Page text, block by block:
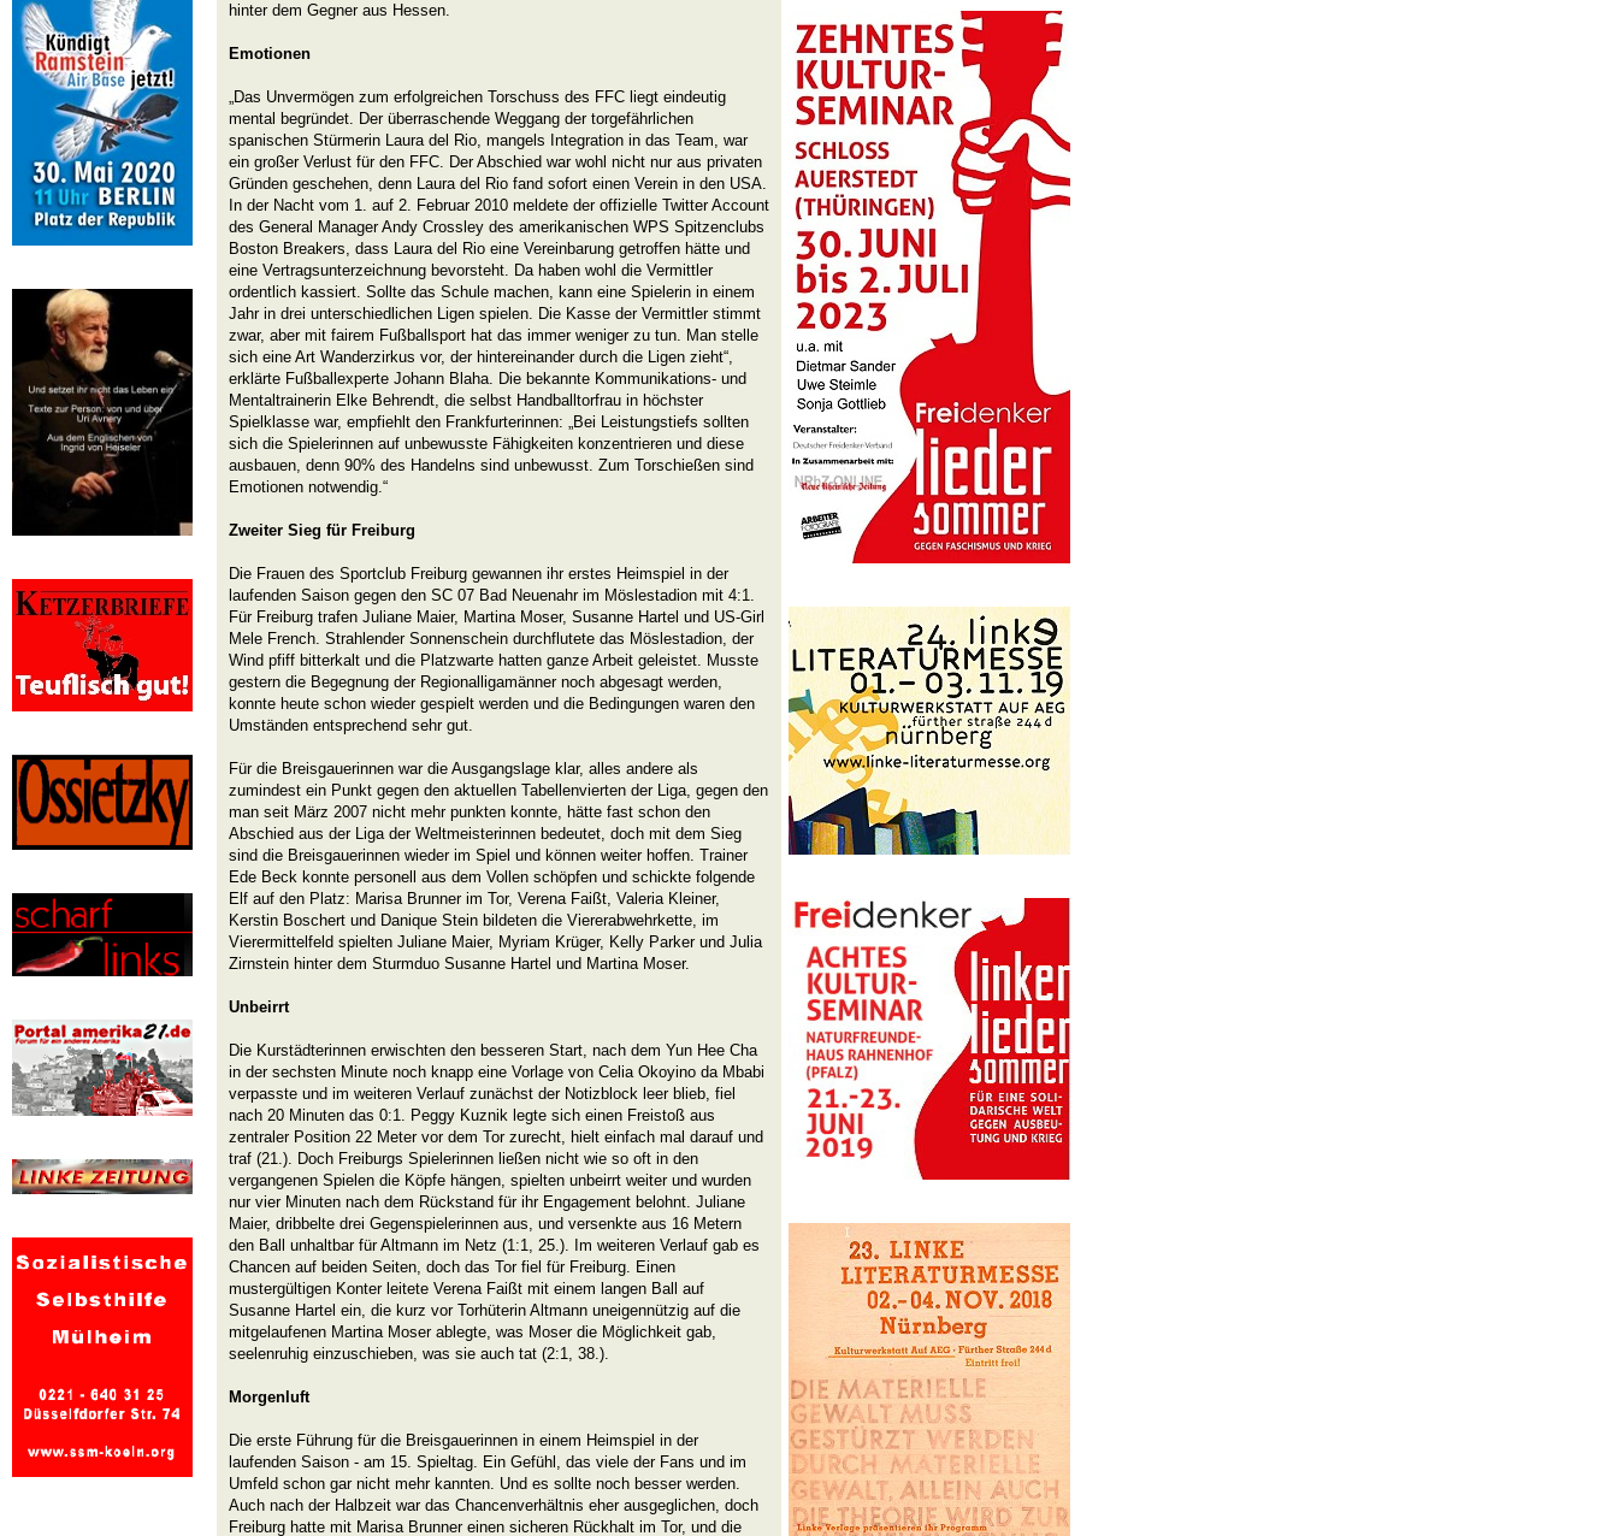
hinter dem Gegner aus Hessen.
Emotionen
„Das Unvermögen zum erfolgreichen Torschuss des FFC liegt eindeutig
mental begründet. Der überraschende Weggang der torgefährlichen
spanischen Stürmerin Laura del Rio, mangels Integration in das Team, war
ein großer Verlust für den FFC. Der Abschied war wohl nicht nur aus privaten
Gründen geschehen, denn Laura del Rio fand sofort einen Verein in den USA.
In der Nacht vom 1. auf 2. Februar 2010 meldete der offizielle Twitter Account
des General Manager Andy Crossley des amerikanischen WPS Spitzenclubs
Boston Breakers, dass Laura del Rio eine Vereinbarung getroffen hätte und
eine Vertragsunterzeichnung bevorsteht. Da haben wohl die Vermittler
ordentlich kassiert. Sollte das Schule machen, kann eine Spielerin in einem
Jahr in drei unterschiedlichen Ligen spielen. Die Kasse der Vermittler stimmt
zwar, aber mit fairem Fußballsport hat das immer weniger zu tun. Man stelle
sich eine Art Wanderzirkus vor, der hintereinander durch die Ligen zieht“,
erklärte Fußballexperte Johann Blaha. Die bekannte Kommunikations- und
Mentaltrainerin Elke Behrendt, die selbst Handballtorfrau in höchster
Spielklasse war, empfiehlt den Frankfurterinnen: „Bei Leistungstiefs sollten
sich die Spielerinnen auf unbewusste Fähigkeiten konzentrieren und diese
ausbauen, denn 90% des Handelns sind unbewusst. Zum Torschießen sind
Emotionen notwendig.“
Zweiter Sieg für Freiburg
Die Frauen des Sportclub Freiburg gewannen ihr erstes Heimspiel in der
laufenden Saison gegen den SC 07 Bad Neuenahr im Möslestadion mit 4:1.
Für Freiburg trafen Juliane Maier, Martina Moser, Susanne Hartel und US-Girl
Mele French. Strahlender Sonnenschein durchflutete das Möslestadion, der
Wind pfiff bitterkalt und die Platzwarte hatten ganze Arbeit geleistet. Musste
gestern die Begegnung der Regionalligamänner noch abgesagt werden,
konnte heute schon wieder gespielt werden und die Bedingungen waren den
Umständen entsprechend sehr gut.
Für die Breisgauerinnen war die Ausgangslage klar, alles andere als
zumindest ein Punkt gegen den aktuellen Tabellenvierten der Liga, gegen den
man seit März 2007 nicht mehr punkten konnte, hätte fast schon den
Abschied aus der Liga der Weltmeisterinnen bedeutet, doch mit dem Sieg
sind die Breisgauerinnen wieder im Spiel und können weiter hoffen. Trainer
Ede Beck konnte personell aus dem Vollen schöpfen und schickte folgende
Elf auf den Platz: Marisa Brunner im Tor, Verena Faißt, Valeria Kleiner,
Kerstin Boschert und Danique Stein bildeten die Viererabwehrkette, im
Vierermittelfeld spielten Juliane Maier, Myriam Krüger, Kelly Parker und Julia
Zirnstein hinter dem Sturmduo Susanne Hartel und Martina Moser.
Unbeirrt
Die Kurstädterinnen erwischten den besseren Start, nach dem Yun Hee Cha
in der sechsten Minute noch knapp eine Vorlage von Celia Okoyino da Mbabi
verpasste und im weiteren Verlauf zunächst der Notizblock leer blieb, fiel
nach 20 Minuten das 0:1. Peggy Kuznik legte sich einen Freistoß aus
zentraler Position 22 Meter vor dem Tor zurecht, hielt einfach mal darauf und
traf (21.). Doch Freiburgs Spielerinnen ließen nicht wie so oft in den
vergangenen Spielen die Köpfe hängen, spielten unbeirrt weiter und wurden
nur vier Minuten nach dem Rückstand für ihr Engagement belohnt. Juliane
Maier, dribbelte drei Gegenspielerinnen aus, und versenkte aus 16 Metern
den Ball unhaltbar für Altmann im Netz (1:1, 25.). Im weiteren Verlauf gab es
Chancen auf beiden Seiten, doch das Tor fiel für Freiburg. Einen
mustergültigen Konter leitete Verena Faißt mit einem langen Ball auf
Susanne Hartel ein, die kurz vor Torhüterin Altmann uneigennützig auf die
mitgelaufenen Martina Moser ablegte, was Moser die Möglichkeit gab,
seelenruhig einzuschieben, was sie auch tat (2:1, 38.).
Morgenluft
Die erste Führung für die Breisgauerinnen in einem Heimspiel in der
laufenden Saison - am 15. Spieltag. Ein Gefühl, das viele der Fans und im
Umfeld schon gar nicht mehr kannten. Und es sollte noch besser werden.
Auch nach der Halbzeit war das Chancenverhältnis eher ausgeglichen, doch
Freiburg hatte mit Marisa Brunner einen sicheren Rückhalt im Tor, und die